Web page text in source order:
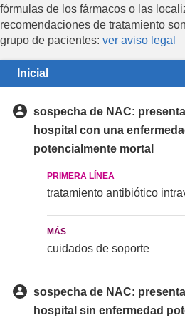
fórmulas de los fármacos o las
recomendaciones de tratamiento
grupo de pacientes: ver aviso legal
Inicial
sospecha de NAC:
hospital con una
potencialmente mortal
PRIMERA LÍNEA
tratamiento antibiótico
MÁS
cuidados de soporte
sospecha de NAC:
hospital sin enfermedad